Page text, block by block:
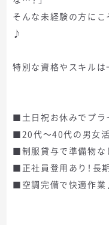
そんな未経験の方に
♪
特別な資格やスキルは
■土日祝お休みでプラ
■20代～40代の男女活
■制服貸与で準備物な
■正社員登用あり！長
■空調完備で快適作